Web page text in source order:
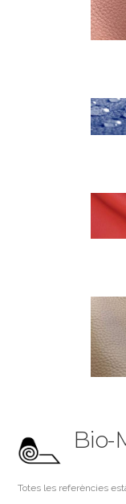
Bio-
Totes les referències